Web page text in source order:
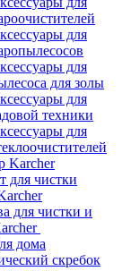
для
для
для золы
для
техники
для
Karcher
для чистки
для чистки и
дома
скребок